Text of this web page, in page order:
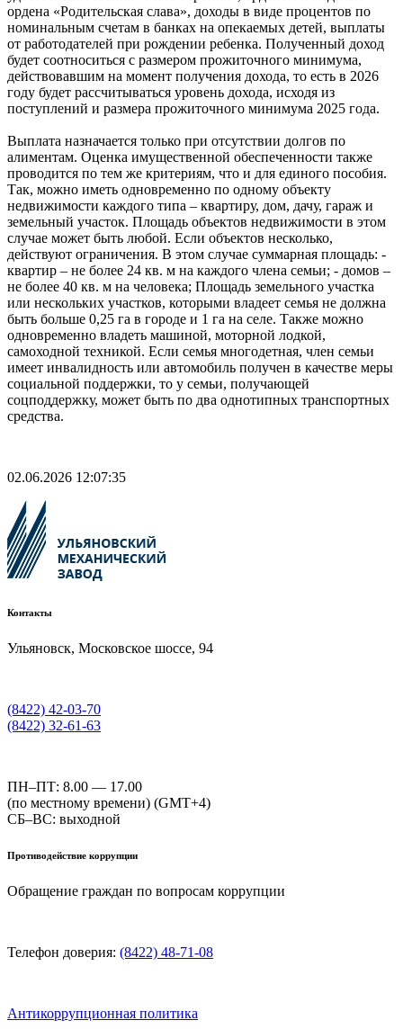
ордена «Родительская слава», доходы в виде процентов по
номинальным счетам в банках на опекаемых детей, выплаты
от работодателей при рождении ребенка. Полученный доход
будет соотноситься с размером прожиточного минимума,
действовавшим на момент получения дохода, то есть в 2026
году будет рассчитываться уровень дохода, исходя из
поступлений и размера прожиточного минимума 2025 года.
Выплата назначается только при отсутствии долгов по
алиментам. Оценка имущественной обеспеченности также
проводится по тем же критериям, что и для единого пособия.
Так, можно иметь одновременно по одному объекту
недвижимости каждого типа – квартиру, дом, дачу, гараж и
земельный участок. Площадь объектов недвижимости в этом
случае может быть любой. Если объектов несколько,
действуют ограничения. В этом случае суммарная площадь: -
квартир – не более 24 кв. м на каждого члена семьи; - домов –
не более 40 кв. м на человека; Площадь земельного участка
или нескольких участков, которыми владеет семья не должна
быть больше 0,25 га в городе и 1 га на селе. Также можно
одновременно владеть машиной, моторной лодкой,
самоходной техникой. Если семья многодетная, член семьи
имеет инвалидность или автомобиль получен в качестве меры
социальной поддержки, то у семьи, получающей
соцподдержку, может быть по два однотипных транспортных
средства.
02.06.2026 12:07:35
Контакты
Ульяновск, Московское шоссе, 94
(8422) 42-03-70
(8422) 32-61-63
ПН–ПТ: 8.00 — 17.00
(по местному времени) (GMT+4)
СБ–ВС: выходной
Противодействие коррупции
Обращение граждан по вопросам коррупции
Телефон доверия: (8422) 48-71-08
Антикоррупционная политика